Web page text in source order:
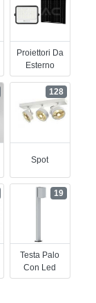
Proiettori Da
Esterno
Spot
128
Testa Palo
Con Led
19